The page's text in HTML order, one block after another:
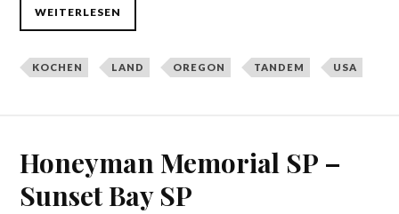
WEITERLESEN
KOCHEN LAND OREGON TANDEM USA
Honeyman Memorial SP –
Sunset Bay SP